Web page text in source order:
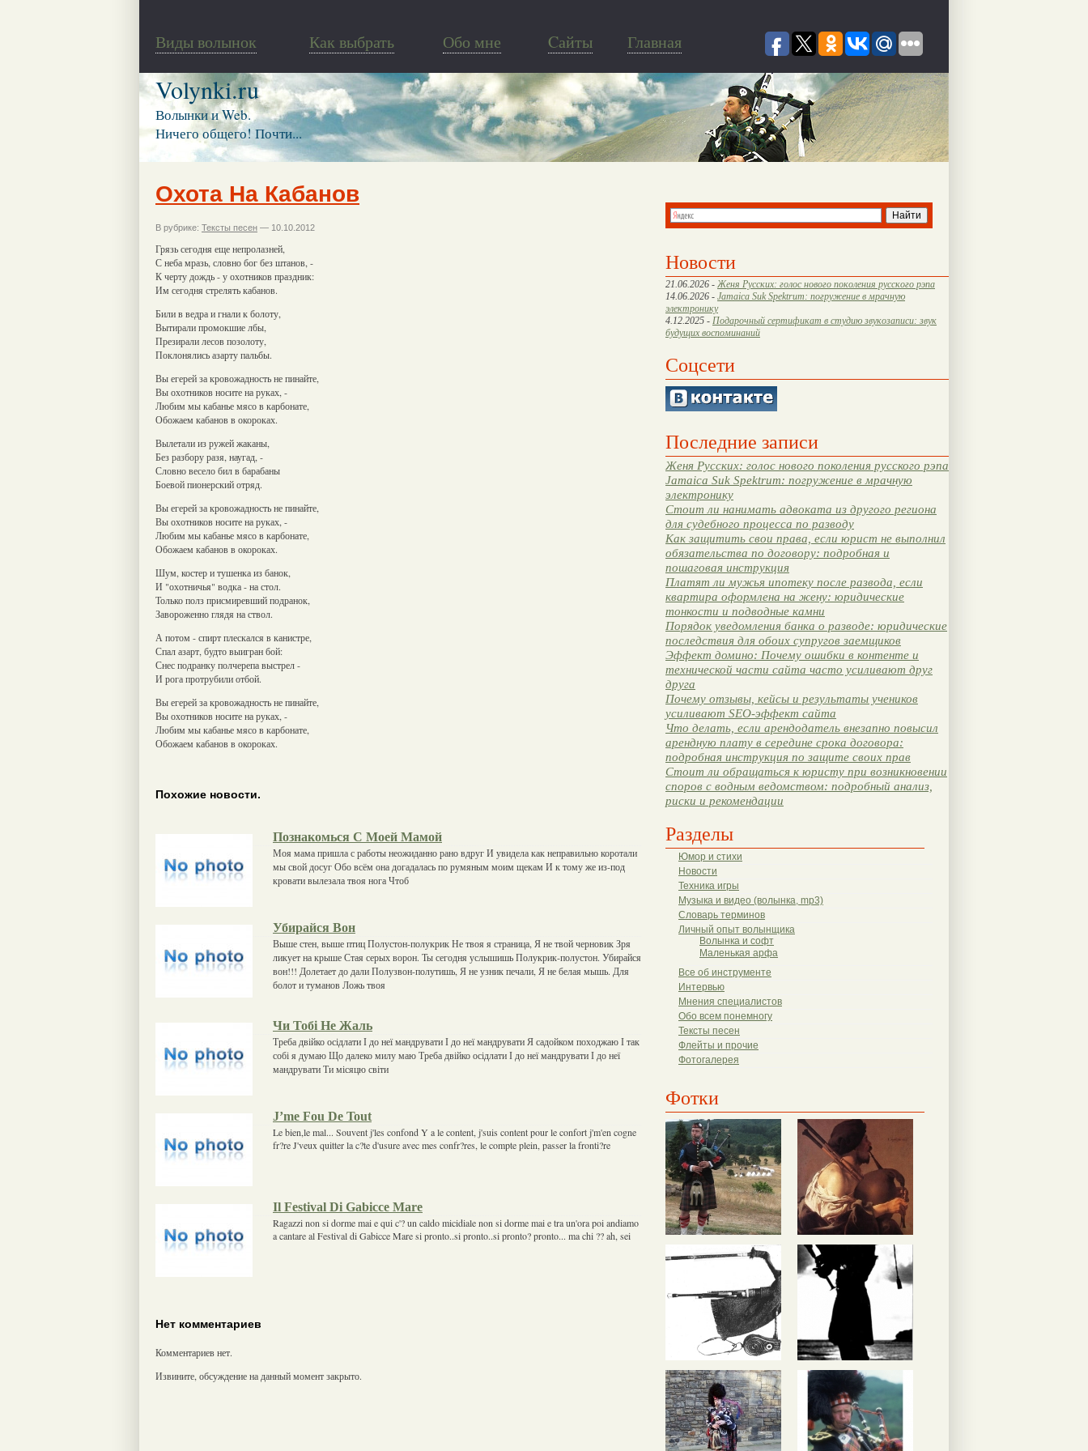
Виды волынок Как выбрать Обо мне Cайты Главная
Volynki.ru
Волынки и Web.
Ничего общего! Почти...
Новости
21.06.2026 - Женя Русских: голос нового поколения русского рэпа
14.06.2026 - Jamaica Suk Spektrum: погружение в мрачную
электронику
4.12.2025 - Подарочный сертификат в студию звукозаписи: звук
будущих воспоминаний
Соцсети
Последние записи
Женя Русских: голос нового поколения русского рэпа
Jamaica Suk Spektrum: погружение в мрачную
электронику
Стоит ли нанимать адвоката из другого региона
для судебного процесса по разводу
Как защитить свои права, если юрист не выполнил
обязательства по договору: подробная и
пошаговая инструкция
Платят ли мужья ипотеку после развода, если
квартира оформлена на жену: юридические
тонкости и подводные камни
Порядок уведомления банка о разводе: юридические
последствия для обоих супругов заемщиков
Эффект домино: Почему ошибки в контенте и
технической части сайта часто усиливают друг
друга
Почему отзывы, кейсы и результаты учеников
усиливают SEO-эффект сайта
Что делать, если арендодатель внезапно повысил
арендную плату в середине срока договора:
подробная инструкция по защите своих прав
Стоит ли обращаться к юристу при возникновении
споров с водным ведомством: подробный анализ,
риски и рекомендации
Разделы
Юмор и стихи
Новости
Техника игры
Музыка и видео (волынка, mp3)
Словарь терминов
Личный опыт волынщика
Волынка и софт
Маленькая арфа
Все об инструменте
Интервью
Мнения специалистов
Обо всем понемногу
Тексты песен
Флейты и прочие
Фотогалерея
Фотки
Охота На Кабанов
В рубрике: Тексты песен — 10.10.2012
Грязь сегодня еще непролазней,
С неба мразь, словно бог без штанов, -
К черту дождь - у охотников праздник:
Им сегодня стрелять кабанов.
Били в ведра и гнали к болоту,
Вытирали промокшие лбы,
Презирали лесов позолоту,
Поклонялись азарту пальбы.
Вы егерей за кровожадность не пинайте,
Вы охотников носите на руках, -
Любим мы кабанье мясо в карбонате,
Обожаем кабанов в окороках.
Вылетали из ружей жаканы,
Без разбору разя, наугад, -
Словно весело бил в барабаны
Боевой пионерский отряд.
Вы егерей за кровожадность не пинайте,
Вы охотников носите на руках, -
Любим мы кабанье мясо в карбонате,
Обожаем кабанов в окороках.
Шум, костер и тушенка из банок,
И "охотничья" водка - на стол.
Только полз присмиревший подранок,
Завороженно глядя на ствол.
А потом - спирт плескался в канистре,
Спал азарт, будто выигран бой:
Снес подранку полчерепа выстрел -
И рога протрубили отбой.
Вы егерей за кровожадность не пинайте,
Вы охотников носите на руках, -
Любим мы кабанье мясо в карбонате,
Обожаем кабанов в окороках.
Похожие новости.
Познакомься С Моей Мамой
Моя мама пришла с работы неожиданно рано вдруг И увидела как неправильно коротали
мы свой досуг Обо всём она догадалась по румяным моим щекам И к тому же из-под
кровати вылезала твоя нога Чтоб
Убирайся Вон
Выше стен, выше птиц Полустон-полукрик Не твоя я страница, Я не твой черновик Зря
ликует на крыше Стая серых ворон. Ты сегодня услышишь Полукрик-полустон. Убирайся
вон!!! Долетает до дали Полузвон-полутишь, Я не узник печали, Я не белая мышь. Для
болот и туманов Ложь твоя
Чи Тобі Не Жаль
Треба двійко осідлати І до неї мандрувати І до неї мандрувати Я садойком походжаю І так
собі я думаю Що далеко милу маю Треба двійко осідлати І до неї мандрувати І до неї
мандрувати Ти місяцю світи
J’me Fou De Tout
Le bien,le mal... Souvent j'les confond Y a le content, j'suis content pour le confort j'm'en cogne
fr?re J'veux quitter la c?te d'usure avec mes confr?res, le compte plein, passer la fronti?re
Il Festival Di Gabicce Mare
Ragazzi non si dorme mai e qui c'? un caldo micidiale non si dorme mai e tra un'ora poi andiamo
a cantare al Festival di Gabicce Mare si pronto..si pronto..si pronto? pronto... ma chi ?? ah, sei
Нет комментариев
Комментариев нет.
Извините, обсуждение на данный момент закрыто.